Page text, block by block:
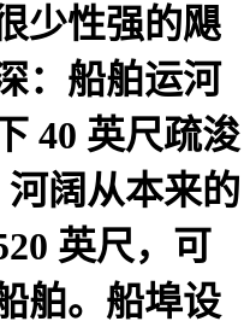
少性强的飓
：船舶运河
40 英尺疏浚
阔从本来的
英尺，可
舶。船埠设